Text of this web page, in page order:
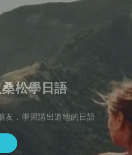
松學日語
友，學習講出道地的日語